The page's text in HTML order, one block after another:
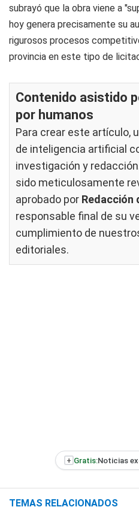
subrayó que la obra viene a
hoy genera precisamente su
rigurosos procesos
provincia en este tipo de
Contenido asistido
por humanos
Para crear este artículo,
de inteligencia artificial
investigación y
sido meticulosamente
aprobado por Redacción
responsable final de su
cumplimiento de
editoriales.
+ Gratis:Noticias
TEMAS RELACIONADOS